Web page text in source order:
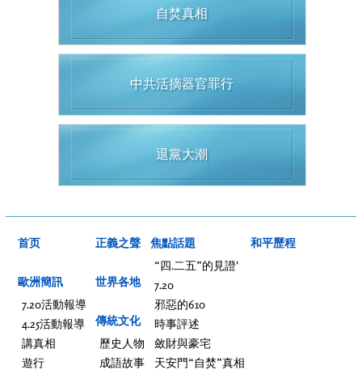
自焚真相
中共活摘器官罪行
退黨大潮
首页
歐洲簡訊
7.20活動報導
4.25活動報導
講真相
遊行
正義之聲
世界各地
傳統文化
歷史人物
成語故事
焦點話題
“四.二五”的見證'
7.20
邪惡的610
時事評述
斂財與豪宅
天安門“自焚”真相
和平歷程